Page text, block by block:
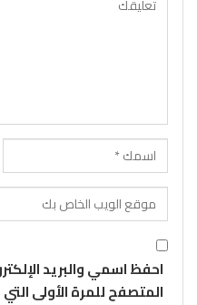
احفظ اسمي والبريد
المتصفح للمرة الأولى